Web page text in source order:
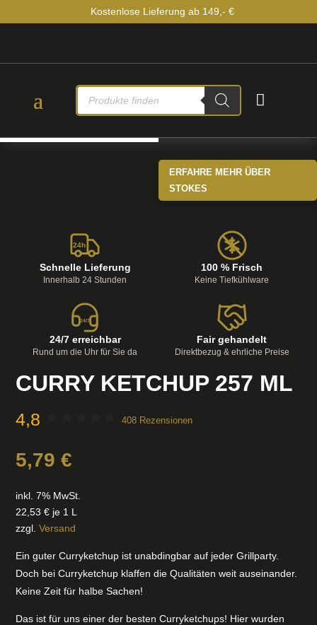
Kostenlose Lieferung ab 149,- €
PRODUCTS
SEARCH

CURRY KETCHUP 257 ML
4,8 408 Rezensionen
5,79€
inkl. 7% MwSt.
22,53€ je 1 L
zzgl.Versand
Ein guter Curryketchup ist unabdingbar auf jeder Grillparty.
Doch bei Curryketchup klaffen die Qualitäten weit auseinander.
Keine Zeit für halbe Sachen!
Das ist für uns einer der besten Curryketchups! Hier wurden
ERFAHRE MEHR ÜBER
STOKES
24h
Schnelle Lieferung
Innerhalb 24 Stunden
100 % Frisch
Keine Tiefkühlware
24/7
24/7 erreichbar
Rund um die Uhr für Sie da
Fair gehandelt
Direktbezug & ehrliche Preise